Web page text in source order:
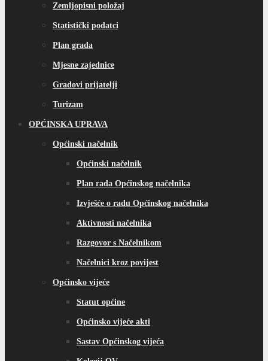
Zemljopisni položaj
Statistički podatci
Plan grada
Mjesne zajednice
Gradovi prijatelji
Turizam
OPĆINSKA UPRAVA
Općinski načelnik
Općinski načelnik
Plan rada Općinskog načelnika
Izvješće o radu Općinskog načelnika
Aktivnosti načelnika
Razgovor s Načelnikom
Načelnici kroz povijest
Općinsko vijeće
Statut općine
Općinsko vijeće akti
Sastav Općinskog vijeća